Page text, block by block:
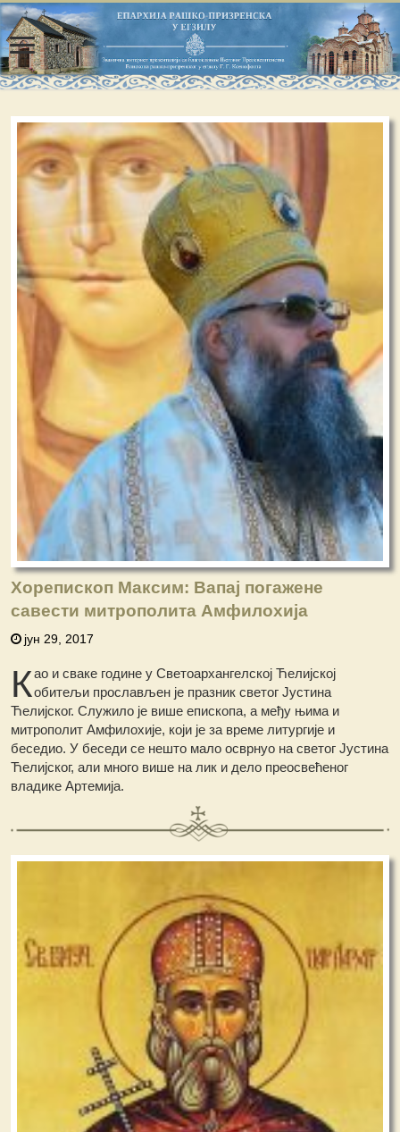
Хорепископ Максим: Вапај погажене
савести митрополита Амфилохија
јун 29, 2017
Као и сваке године у Светоархангелској Ћелијској
обитељи прослављен је празник светог Јустина
Ћелијског. Служило је више епископа, а међу њима и
митрополит Амфилохије, који је за време литургије и
беседио. У беседи се нешто мало осврнуо на светог Јустина
Ћелијског, али много више на лик и дело преосвећеног
владике Артемија.